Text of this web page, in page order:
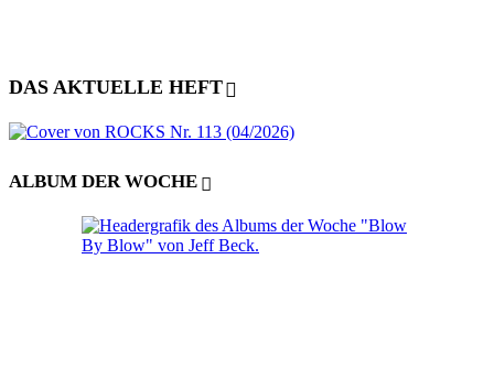
DAS AKTUELLE HEFT
ALBUM DER WOCHE